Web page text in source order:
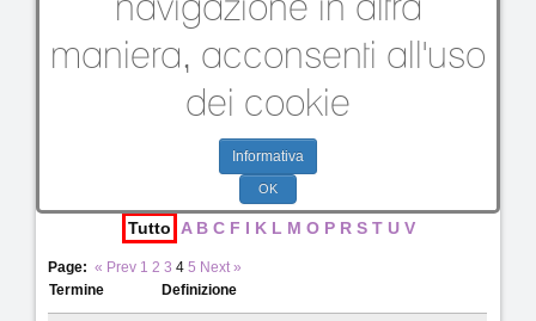
maniera, acconsenti all'uso
dei cookie
Informativa
OK
Comincia con Contiene
Termine esatto
Foneticamente simile
Tutto A B C F I K L M O P R S T U V
Page: « Prev 1 2 3 45 Next »
Termine
Definizione